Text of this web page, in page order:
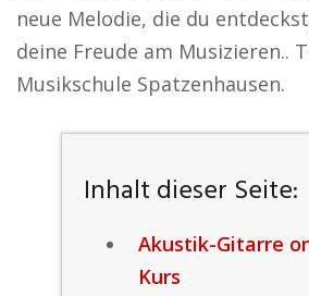
neue Melodie, die du
deine Freude am Musizieren..
Musikschule Spatzenhausen.
Inhalt dieser Seite:
Akustik-Gitarre
Kurs